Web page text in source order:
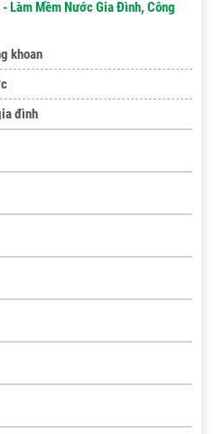
Làm Mềm Nước Gia Đình, Công
khoan
đình